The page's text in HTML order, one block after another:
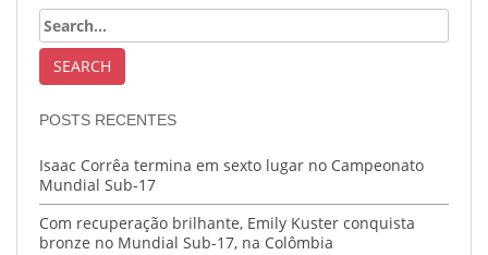
POSTS RECENTES
Isaac Corrêa termina em sexto lugar no Campeonato
Mundial Sub-17
Com recuperação brilhante, Emily Kuster conquista
bronze no Mundial Sub-17, na Colômbia